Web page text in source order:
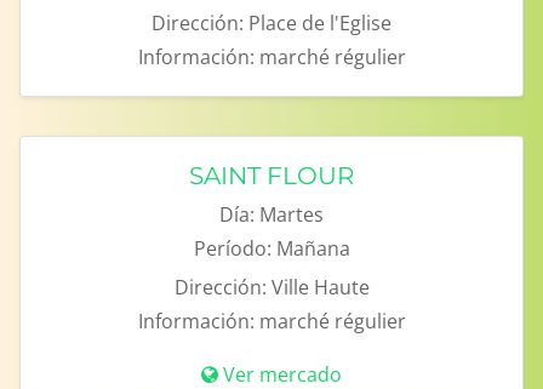
Dirección: Place de l'Eglise
Información: marché régulier
SAINT FLOUR
Día: Martes
Período: Mañana
Dirección: Ville Haute
Información: marché régulier
Ver mercado